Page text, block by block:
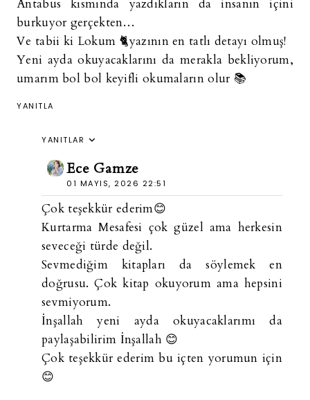
Antabus kısmında yazdıkların da insanın içini
burkuyor gerçekten…
Ve tabii ki Lokum 🐈yazının en tatlı detayı olmuş!
Yeni ayda okuyacaklarını da merakla bekliyorum,
umarım bol bol keyifli okumaların olur 📚
YANITLA
YANITLAR
Ece Gamze
01 MAYIS, 2026 22:51
Çok teşekkür ederim😊
Kurtarma Mesafesi çok güzel ama herkesin
seveceği türde değil.
Sevmediğim kitapları da söylemek en
doğrusu. Çok kitap okuyorum ama hepsini
sevmiyorum.
İnşallah yeni ayda okuyacaklarımı da
paylaşabilirim İnşallah 😊
Çok teşekkür ederim bu içten yorumun için
😊